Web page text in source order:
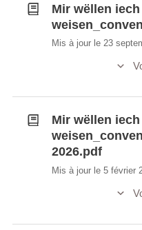
Mir wëllen
Mis à jour le 23
Mir wëllen
2026.pdf
Mis à jour le 5 février